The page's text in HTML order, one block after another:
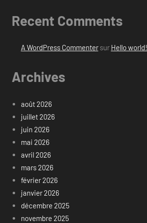
Recent Comments
A WordPress Commentersur Hello world!
Archives
août 2026
juillet 2026
juin 2026
mai 2026
avril 2026
mars 2026
février 2026
janvier 2026
décembre 2025
novembre 2025